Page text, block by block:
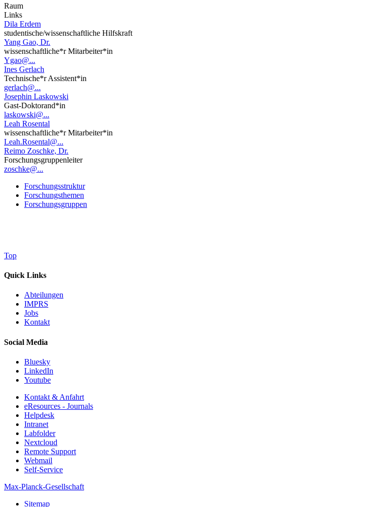
Raum
Links
Dila Erdem
studentische/wissenschaftliche Hilfskraft
Yang Gao, Dr.
wissenschaftliche*r Mitarbeiter*in
Ygao@...
Ines Gerlach
Technische*r Assistent*in
gerlach@...
Josephin Laskowski
Gast-Doktorand*in
laskowski@...
Leah Rosental
wissenschaftliche*r Mitarbeiter*in
Leah.Rosental@...
Reimo Zoschke, Dr.
Forschungsgruppenleiter
zoschke@...
Forschungsstruktur
Forschungsthemen
Forschungsgruppen
Top
Quick Links
Abteilungen
IMPRS
Jobs
Kontakt
Social Media
Bluesky
LinkedIn
Youtube
Kontakt & Anfahrt
eResources - Journals
Helpdesk
Intranet
Labfolder
Nextcloud
Remote Support
Webmail
Self-Service
Max-Planck-Gesellschaft
Sitemap